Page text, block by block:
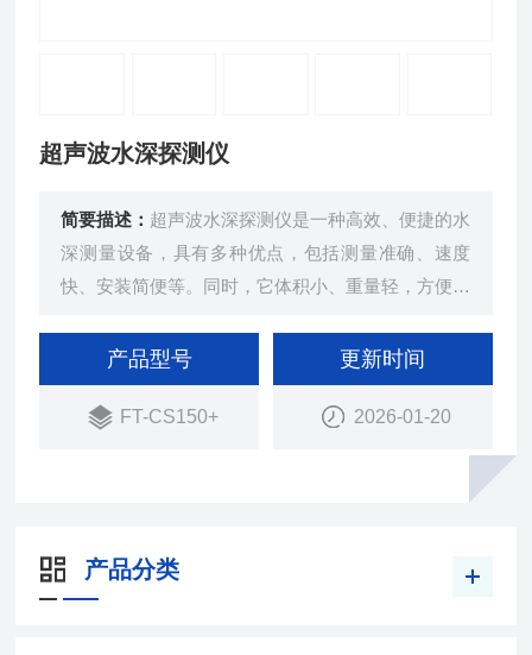
超声波水深探测仪
简要描述： 超声波水深探测仪是一种高效、便捷的水
深测量设备，具有多种优点，包括测量准确、速度
快、安装简便等。同时，它体积小、重量轻，方便携
产品型号
FT-CS150+
更新时间
2026-01-20
产品分类